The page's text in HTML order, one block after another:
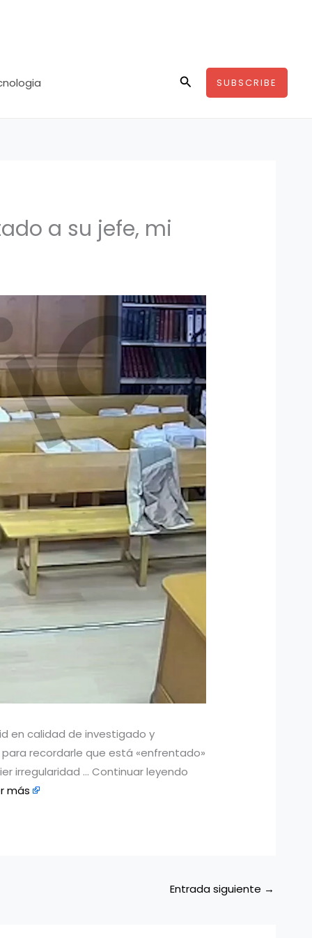
BuscarSUBSCRIBE
a su jefe, mi
en calidad de investigado y
recordarle que está «enfrentado»
irregularidad … Continuar leyendo
más
Entrada siguiente →